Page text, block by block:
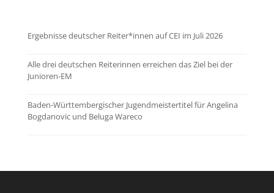
Ergebnisse deutscher Reiter*innen auf CEI im Juli 2026
Alle drei deutschen Reiterinnen erreichen das Ziel bei der
Junioren-EM
Baden-Württembergischer Jugendmeistertitel für Angelina
Bogdanovic und Beluga Wareco